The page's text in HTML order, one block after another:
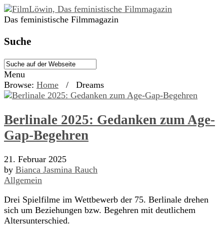
Das feministische Filmmagazin
Suche
Menu
Browse: Home / Dreams
Berlinale 2025: Gedanken zum Age-
Gap-Begehren
21. Februar 2025
by Bianca Jasmina Rauch
Allgemein
Drei Spielfilme im Wettbewerb der 75. Berlinale drehen
sich um Beziehungen bzw. Begehren mit deutlichem
Altersunterschied.